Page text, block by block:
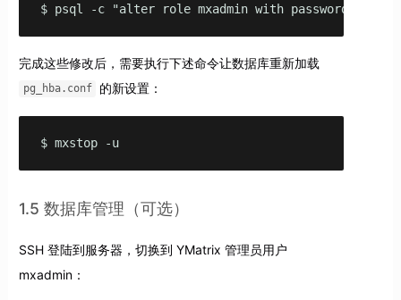
$ psql -c "alter role mxadmin with password
完成这些修改后，需要执行下述命令让数据库重新加载
pg_hba.conf 的新设置：
$ mxstop -u
1.5 数据库管理（可选）
SSH 登陆到服务器，切换到 YMatrix 管理员用户
mxadmin：